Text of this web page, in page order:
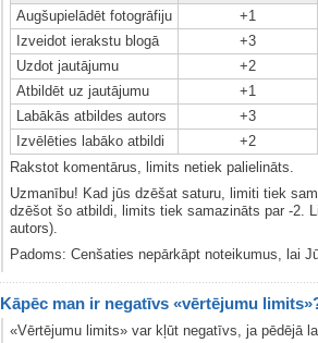
Augšupielādēt fotogrāfiju
+1
Izveidot ierakstu blogā
+3
Uzdot jautājumu
+2
Atbildēt uz jautājumu
+1
Labākās atbildes autors
+3
Izvēlēties labāko atbildi
+2
Rakstot komentārus, limits netiek palielināts.
Uzmanību! Kad jūs dzēšat saturu, limiti tiek
dzēšot šo atbildi, limits tiek samazināts par -2.
autors).
Padoms: Cenšaties nepārkāpt noteikumus, lai
Kāpēc man ir negatīvs «vērtējumu
«Vērtējumu limits» var kļūt negatīvs, ja pēdējā